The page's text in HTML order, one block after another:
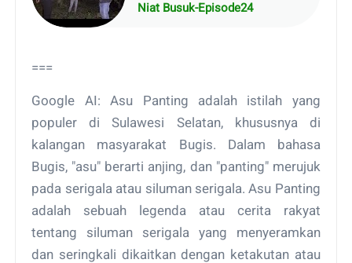
Niat Busuk-Episode24
===
Google AI: Asu Panting adalah istilah yang
populer di Sulawesi Selatan, khususnya di
kalangan masyarakat Bugis. Dalam bahasa
Bugis, "asu" berarti anjing, dan "panting" merujuk
pada serigala atau siluman serigala. Asu Panting
adalah sebuah legenda atau cerita rakyat
tentang siluman serigala yang menyeramkan
dan seringkali dikaitkan dengan ketakutan atau